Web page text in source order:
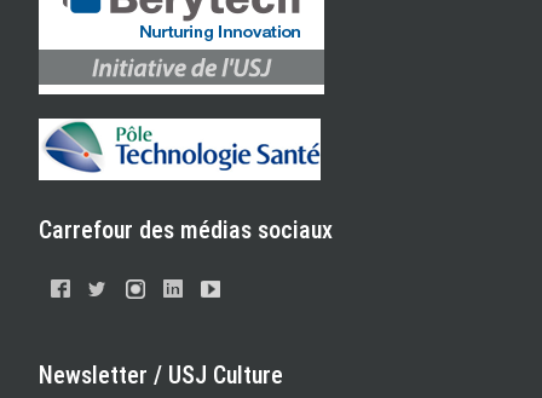
Carrefour des médias sociaux
Newsletter / USJ Culture